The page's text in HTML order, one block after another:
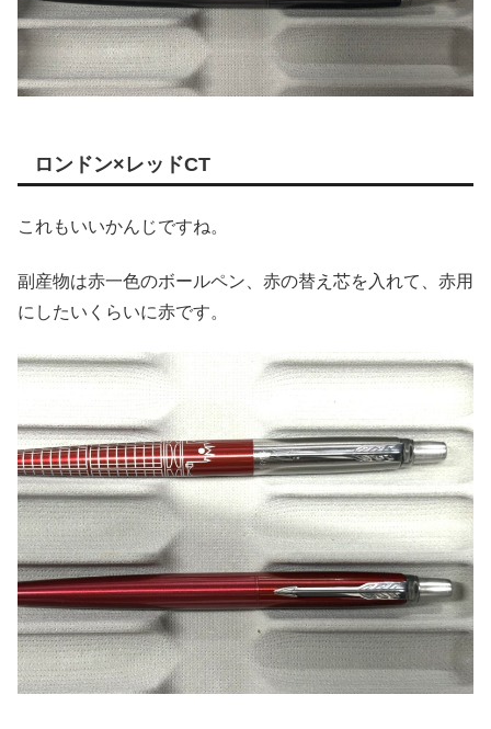
ロンドン×レッドCT
これもいいかんじですね。
副産物は赤一色のボールペン、赤の替え芯を入れて、赤用
にしたいくらいに赤です。